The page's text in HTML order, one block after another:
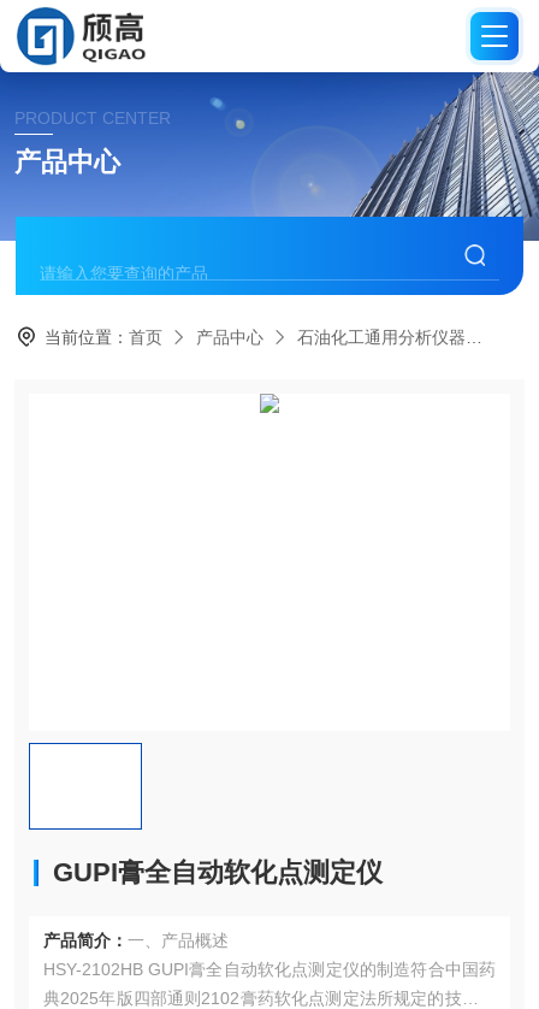
PRODUCT CENTER
产品中心
当前位置：首页 产品中心 石油化工通用分析仪器
GUPI膏全自动软化点测定仪
产品简介： 一、产品概述
HSY-2102HB GUPI膏全自动软化点测定仪的制造符合中国药
典2025年版四部通则2102膏药软化点测定法所规定的技术要